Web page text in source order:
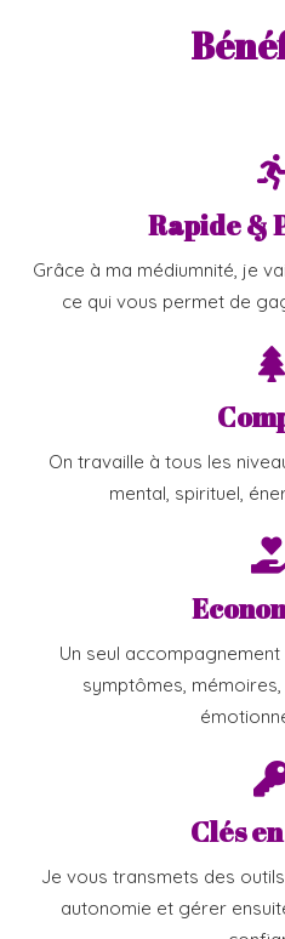
Rapide &
Grâce à ma médiumnité, je
ce qui vous permet de
On travaille à tous les
mental, spirituel,
Un seul
symptômes,
Clés
Je vous transmets des
autonomie et gérer